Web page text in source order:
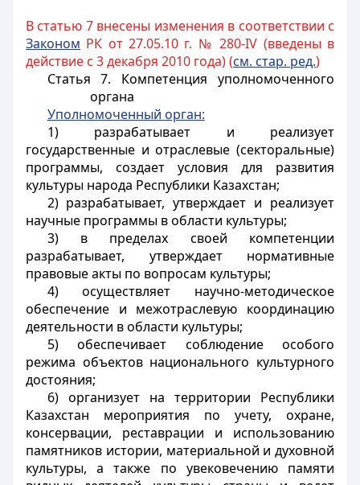
В статью 7 внесены изменения в соответствии с
Законом РК от 27.05.10 г. № 280-IV (введены в
действие с 3 декабря 2010 года) (см. стар. ред.)
Статья 7. Компетенция уполномоченного
органа
Уполномоченный орган:
1) разрабатывает и реализует
государственные и отраслевые (секторальные)
программы, создает условия для развития
культуры народа Республики Казахстан;
2) разрабатывает, утверждает и реализует
научные программы в области культуры;
3) в пределах своей компетенции
разрабатывает, утверждает нормативные
правовые акты по вопросам культуры;
4) осуществляет научно-методическое
обеспечение и межотраслевую координацию
деятельности в области культуры;
5) обеспечивает соблюдение особого
режима объектов национального культурного
достояния;
6) организует на территории Республики
Казахстан мероприятия по учету, охране,
консервации, реставрации и использованию
памятников истории, материальной и духовной
культуры, а также по увековечению памяти